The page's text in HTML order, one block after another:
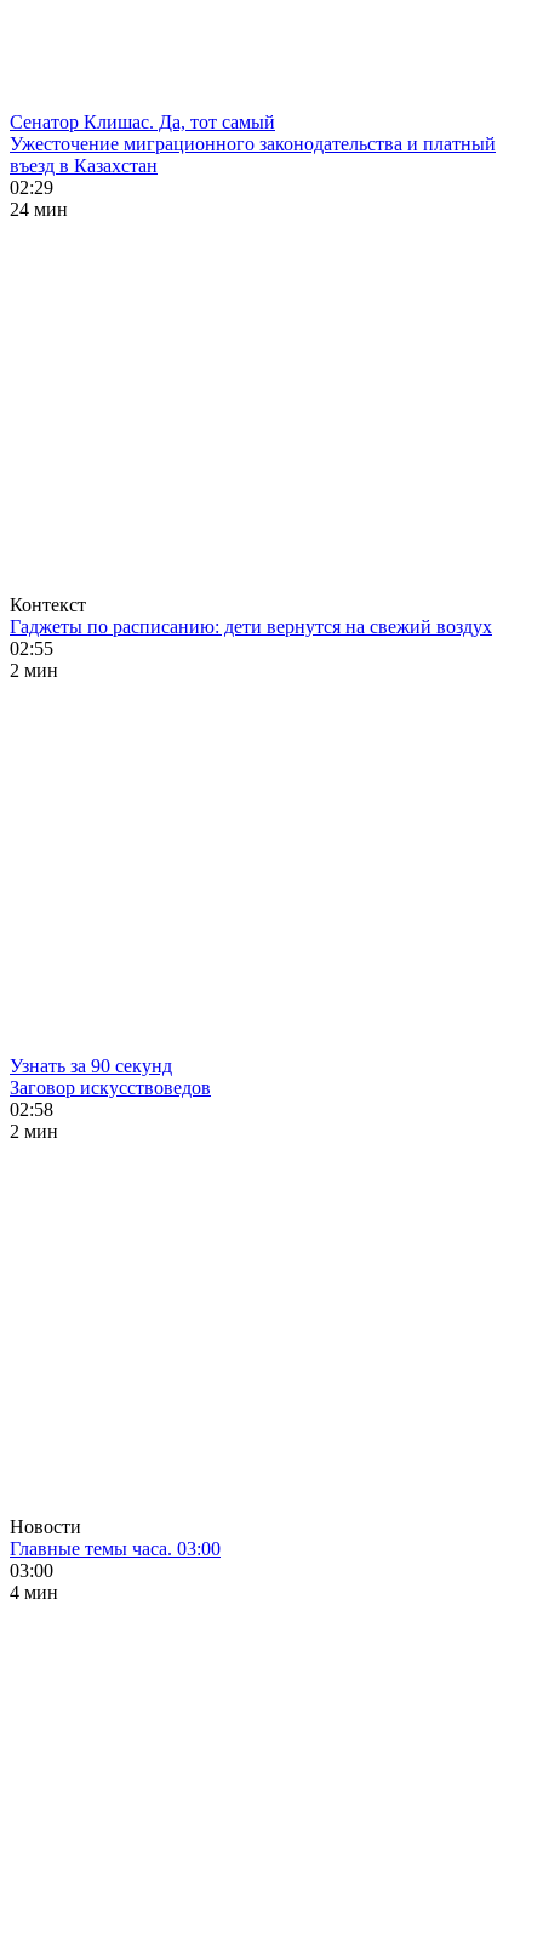
Сенатор Клишас. Да, тот самый
Ужесточение миграционного законодательства и платный
въезд в Казахстан
02:29
24 мин
Контекст
Гаджеты по расписанию: дети вернутся на свежий воздух
02:55
2 мин
Узнать за 90 секунд
Заговор искусствоведов
02:58
2 мин
Новости
Главные темы часа. 03:00
03:00
4 мин